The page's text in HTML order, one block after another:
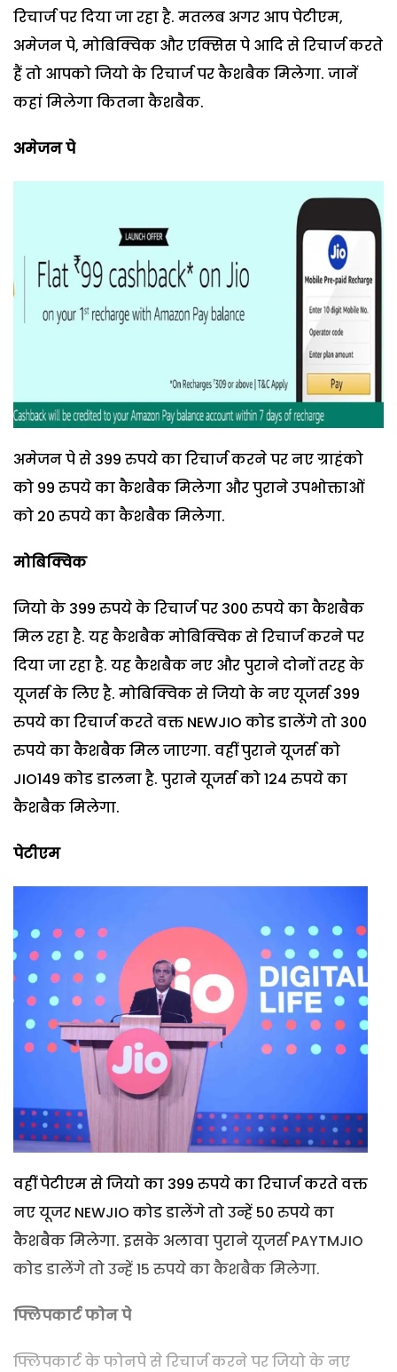
रिचार्ज पर दिया जा रहा है. मतलब अगर आप पेटीएम,
अमेजन पे, मोबिक्विक और एक्सिस पे आदि से रिचार्ज करते
हैं तो आपको जियो के रिचार्ज पर कैशबैक मिलेगा. जानें
कहां मिलेगा कितना कैशबैक.
अमेजन पे
अमेजन पे से 399 रुपये का रिचार्ज करने पर नए ग्राहंको
को 99 रुपये का कैशबैक मिलेगा और पुराने उपभोक्ताओं
को 20 रुपये का कैशबैक मिलेगा.
मोबिक्विक
जियो के 399 रुपये के रिचार्ज पर 300 रुपये का कैशबैक
मिल रहा है. यह कैशबैक मोबिक्विक से रिचार्ज करने पर
दिया जा रहा है. यह कैशबैक नए और पुराने दोनों तरह के
यूजर्स के लिए है. मोबिक्विक से जियो के नए यूजर्स 399
रुपये का रिचार्ज करते वक्त NEWJIO कोड डालेंगे तो 300
रुपये का कैशबैक मिल जाएगा. वहीं पुराने यूजर्स को
JIO149 कोड डालना है. पुराने यूजर्स को 124 रुपये का
कैशबैक मिलेगा.
पेटीएम
वहीं पेटीएम से जियो का 399 रुपये का रिचार्ज करते वक्त
नए यूजर NEWJIO कोड डालेंगे तो उन्हें 50 रुपये का
कैशबैक मिलेगा. इसके अलावा पुराने यूजर्स PAYTMJIO
कोड डालेंगे तो उन्हें 15 रुपये का कैशबैक मिलेगा.
फ्लिपकार्ट फोन पे
फ्लिपकार्ट के फोनपे से रिचार्ज करने पर जियो के नए